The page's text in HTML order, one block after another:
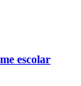
escolar